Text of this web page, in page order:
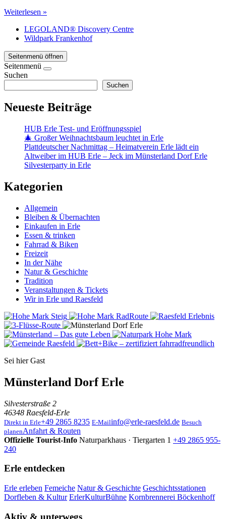
Weiterlesen »
LEGOLAND® Discovery Centre
Wildpark Frankenhof
Seitenmenü öffnen
Seitenmenü
Suchen
Suchen
Neueste Beiträge
HUB Erle Test- und Eröffnungsspiel
🎄 Großer Weihnachtsbaum leuchtet in Erle
Plattdeutscher Nachmittag – Heimatverein Erle lädt ein
Altweiber im HUB Erle – Jeck im Münsterland Dorf Erle
Silvesterparty in Erle
Kategorien
Allgemein
Bleiben & Übernachten
Einkaufen in Erle
Essen & trinken
Fahrrad & Biken
Freizeit
In der Nähe
Natur & Geschichte
Tradition
Veranstaltungen & Tickets
Wir in Erle und Raesfeld
Sei hier Gast
Münsterland Dorf Erle
Silvesterstraße 2
46348 Raesfeld-Erle
Direkt in Erle+49 2865 8235 E-Mailinfo@erle-raesfeld.de Besuch
planenAnfahrt & Routen
Offizielle Tourist-Info Naturparkhaus · Tiergarten 1 +49 2865 955-
240
Erle entdecken
Erle erleben Femeiche Natur & Geschichte Geschichtsstationen
Dorfleben & Kultur ErlerKulturBühne Kornbrennerei Böckenhoff
Aktiv & unterwegs